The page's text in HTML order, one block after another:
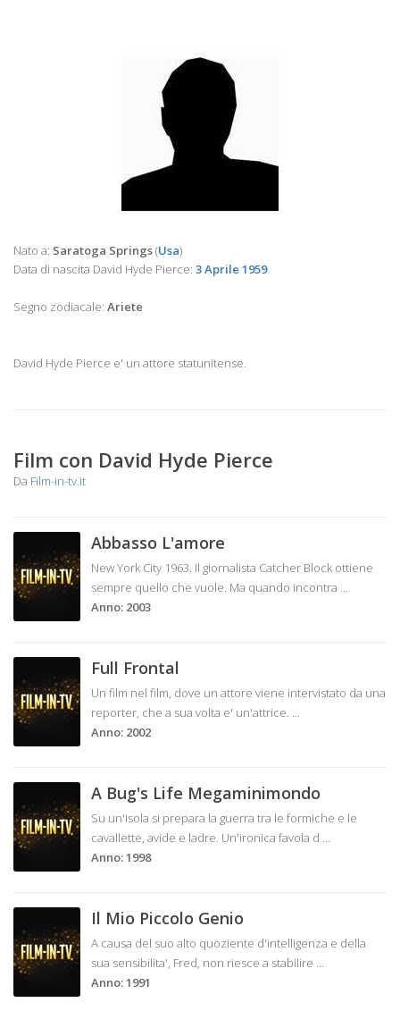
Nato a: Saratoga Springs(Usa)
Data di nascita David Hyde Pierce: 3 Aprile 1959
Segno zodiacale: Ariete
David Hyde Pierce e' un attore statunitense.
Film con David Hyde Pierce
Da Film-in-tv.it
Abbasso L'amore
New York City 1963. Il giornalista Catcher Block ottiene
sempre quello che vuole. Ma quando incontra ...
Anno: 2003
Full Frontal
Un film nel film, dove un attore viene intervistato da una
reporter, che a sua volta e' un'attrice. ...
Anno: 2002
A Bug's Life Megaminimondo
Su un'isola si prepara la guerra tra le formiche e le
cavallette, avide e ladre. Un'ironica favola d ...
Anno: 1998
Il Mio Piccolo Genio
A causa del suo alto quoziente d'intelligenza e della
sua sensibilita', Fred, non riesce a stabilire ...
Anno: 1991